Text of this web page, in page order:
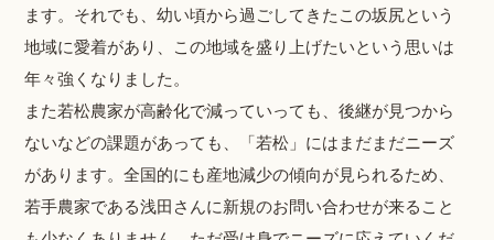
ます。それでも、幼い頃から過ごしてきたこの坂尻という
地域に愛着があり、この地域を盛り上げたいという思いは
年々強くなりました。
また若松農家が高齢化で減っていっても、後継が見つから
ないなどの課題があっても、「若松」にはまだまだニーズ
があります。全国的にも産地減少の傾向が見られるため、
若手農家である浅田さんに新規のお問い合わせが来ること